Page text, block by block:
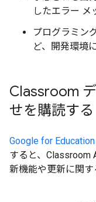
したエラー メ
プログラミン
ど、開発環境
Classroom
せを購読する
Google for
すると、Classroom
新機能や更新に関す